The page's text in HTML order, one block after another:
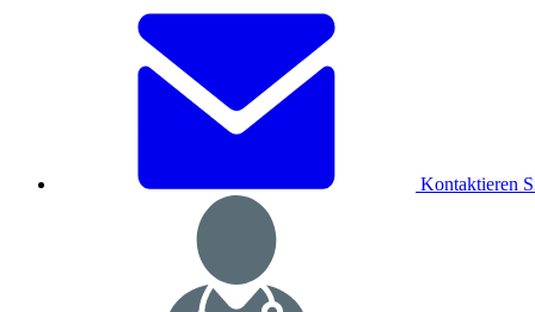
Kontaktieren